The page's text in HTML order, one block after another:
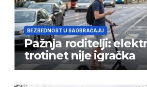
BEZBEDNOST U SAOBRAĆAJU
Pažnja roditelji:
trotinet nije igračka